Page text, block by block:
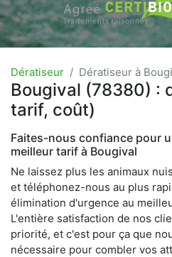
Dératiseur Dératiseur à
Bougival (78380) :
tarif, coût)
Faites-nous confiance pour
meilleur tarif à Bougival
Ne laissez plus les animaux
et téléphonez-nous au plus
élimination d'urgence au
L'entière satisfaction de nos
priorité, et c'est pour ça que
nécessaire pour combler vos